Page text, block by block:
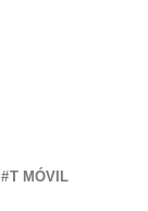
T MÓVIL